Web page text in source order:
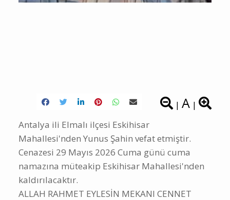
| A |
Antalya ili Elmalı ilçesi Eskihisar
Mahallesi'nden Yunus Şahin vefat etmiştir.
Cenazesi 29 Mayıs 2026 Cuma günü cuma
namazına müteakip Eskihisar Mahallesi'nden
kaldırılacaktır.
ALLAH RAHMET EYLESİN MEKANI CENNET